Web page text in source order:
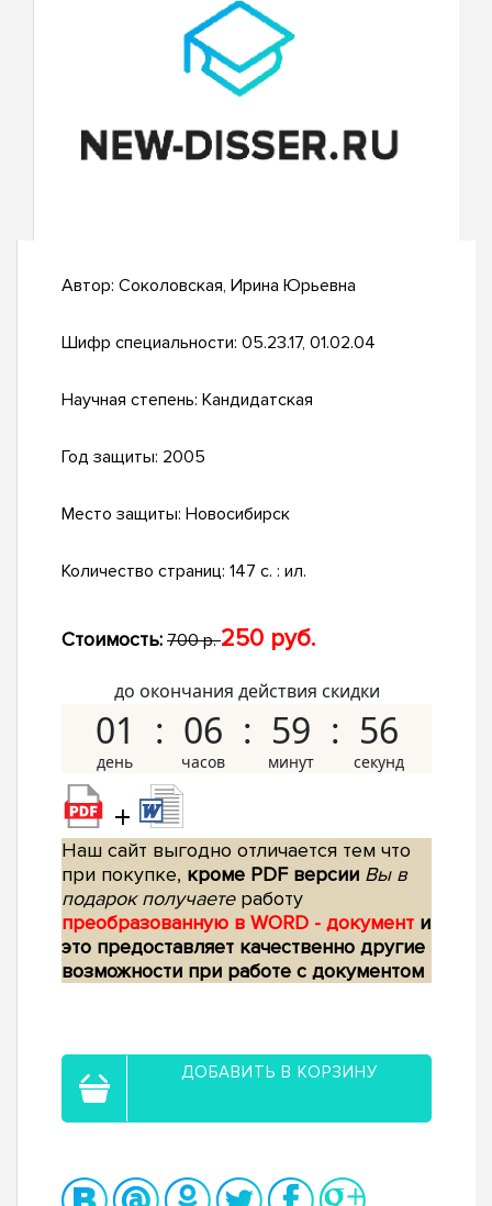
Автор: Соколовская, Ирина Юрьевна
Шифр специальности: 05.23.17, 01.02.04
Научная степень: Кандидатская
Год защиты: 2005
Место защиты: Новосибирск
Количество страниц: 147 с. : ил.
Стоимость: 700 р.250 руб.
до окончания действия скидки
01 06 59 55
+
Наш сайт выгодно отличается тем что
при покупке, кроме PDF версии Вы в
подарок получаетеработу
преобразованную в WORD - документ и
это предоставляет качественно другие
возможности при работе с документом
ДОБАВИТЬ В КОРЗИНУ